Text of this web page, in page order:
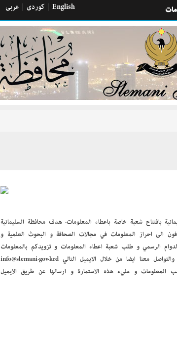
كوردی عربی English
بافتتاح شعبة خاصة بإعطاء المعلومات. هدف محافظة السليمانية
إلى إحراز المعلومات في مجالات الصحافة و البحوث العلمية و
الدوام الرسمي و طلب شعبة إعطاء المعلومات و تزويدكم بالمعلومات
من خلال الأرقام التالية ٠٥٣٣١٨٣٠١٠ / ٠٥٣٣١٨٣٠٢٠ والتواصل معنا أيضا من خلال الايميل التالي info@slemani.gov.krd
المعلومات و مليء هذه الاستمارة و إرسالها عن طريق الايميل